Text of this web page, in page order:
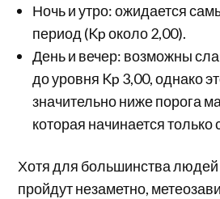
Ночь и утро: ожидается
период (Kp около 2,00).
День и вечер: возможны
до уровня Kp 3,00, однако
значительно ниже порога
которая начинается только
Хотя для большинства людей
пройдут незаметно,